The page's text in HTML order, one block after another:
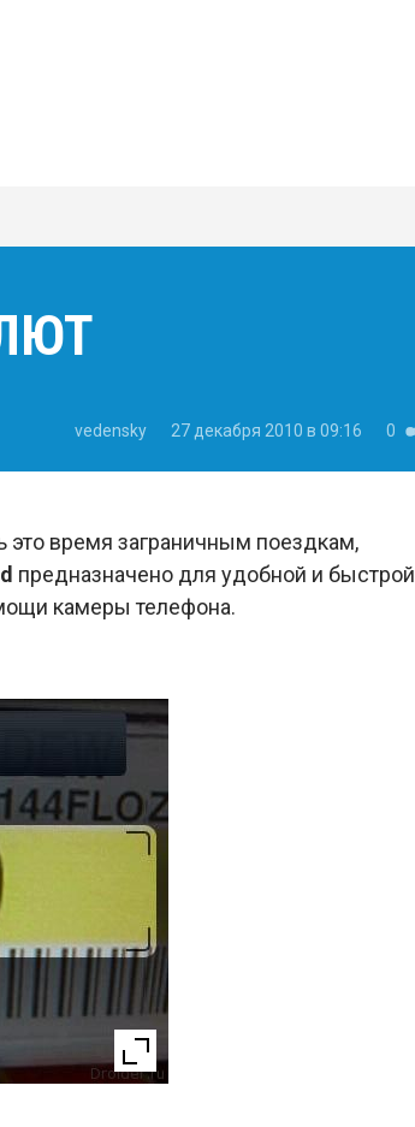
vedensky 27 декабря 2010 в 09:16 0
это время заграничным поездкам,
предназначено для удобной и быстрой
камеры телефона.